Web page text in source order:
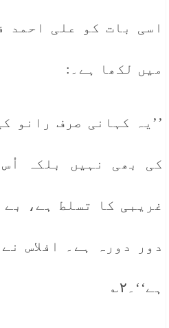
اسی بات کو علی احمد
میں لکھا ہے۔:
’’یہ کہانی صرف رانو
کی بھی نہیں بلکہ
غریبی کا تسلط ہے،
دور دورہ ہے۔ افلاس
ہے‘‘۔۲؎